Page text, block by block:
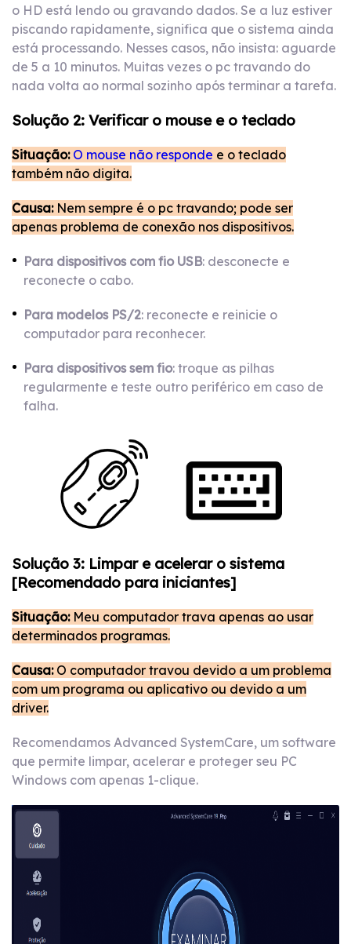
o HD está lendo ou gravando dados. Se a luz estiver
piscando rapidamente, significa que o sistema ainda
está processando. Nesses casos, não insista: aguarde
de 5 a 10 minutos. Muitas vezes o pc travando do
nada volta ao normal sozinho após terminar a tarefa.
Solução 2: Verificar o mouse e o teclado
Situação: O mouse não responde e o teclado
também não digita.
Causa: Nem sempre é o pc travando; pode ser
apenas problema de conexão nos dispositivos.
Para dispositivos com fio USB: desconecte e
reconecte o cabo.
Para modelos PS/2: reconecte e reinicie o
computador para reconhecer.
Para dispositivos sem fio: troque as pilhas
regularmente e teste outro periférico em caso de
falha.
Solução 3: Limpar e acelerar o sistema
[Recomendado para iniciantes]
Situação: Meu computador trava apenas ao usar
determinados programas.
Causa: O computador travou devido a um problema
com um programa ou aplicativo ou devido a um
driver.
Recomendamos Advanced SystemCare, um software
que permite limpar, acelerar e proteger seu PC
Windows com apenas 1-clique.